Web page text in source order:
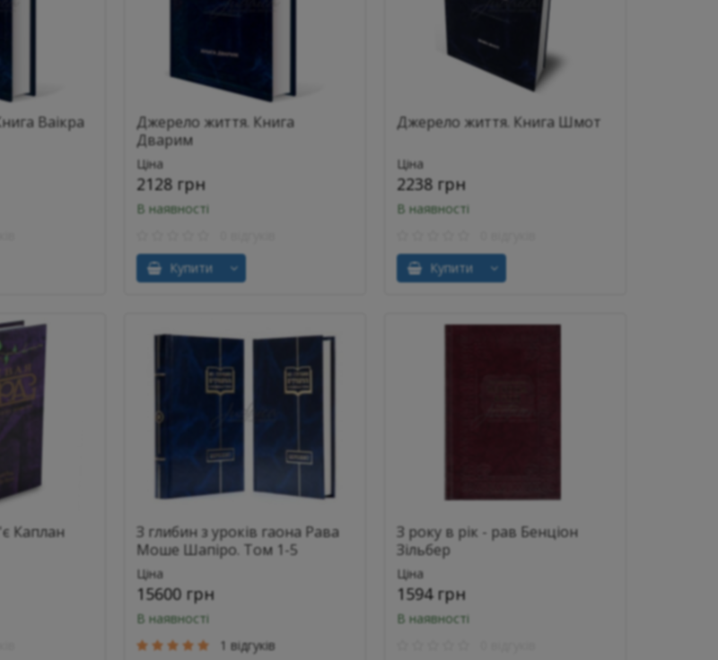
Ваікра
Джерело життя. Книга
Дварим
Ціна
2128 грн
В наявності
Купити
Джерело життя. Книга Шмот
Ціна
2238 грн
В наявності
Купити
Каплан
З глибин з уроків гаона Рава
Моше Шапіро. Том 1-5
Ціна
15600 грн
В наявності
1 відгуків
З року в рік - рав Бенціон
Зільбер
Ціна
1594 грн
В наявності